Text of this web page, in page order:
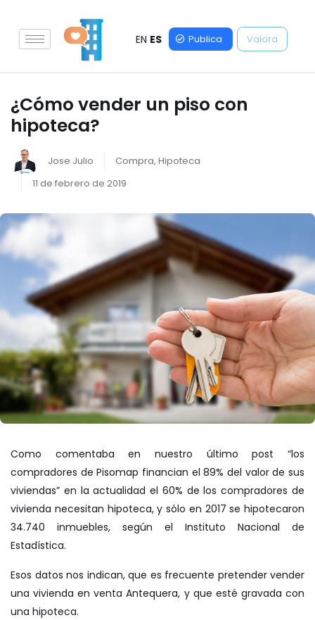
EN ES Publica Valora
¿Cómo vender un piso con
hipoteca?
Jose Julio Compra, Hipoteca
11 de febrero de 2019
Como comentaba en nuestro último post “los
compradores de Pisomap financian el 89% del valor de sus
viviendas” en la actualidad el 60% de los compradores de
vivienda necesitan hipoteca, y sólo en 2017 se hipotecaron
34.740 inmuebles, según el Instituto Nacional de
Estadística.
Esos datos nos indican, que es frecuente pretender vender
una vivienda en ventaAntequera, y que esté gravada con
una hipoteca.